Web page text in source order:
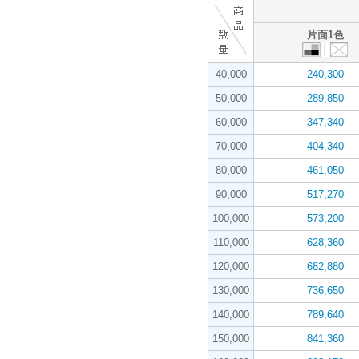
片面1色
40,000
240,300
50,000
289,850
60,000
347,340
70,000
404,340
80,000
461,050
90,000
517,270
100,000
573,200
110,000
628,360
120,000
682,880
130,000
736,650
140,000
789,640
150,000
841,360